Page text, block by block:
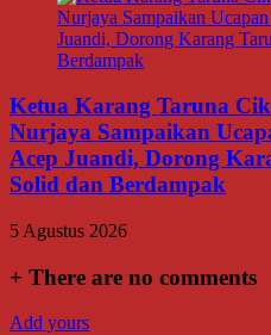
Ketua Karang Taruna
Nurjaya Sampaikan
Acep Juandi, Dorong
Solid dan Berdampak
5 Agustus 2026
+ There are no comments
Add yours